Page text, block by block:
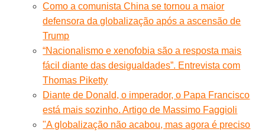
Como a comunista China se tornou a maior
defensora da globalização após a ascensão de
Trump
“Nacionalismo e xenofobia são a resposta mais
fácil diante das desigualdades”. Entrevista com
Thomas Piketty
Diante de Donald, o imperador, o Papa Francisco
está mais sozinho. Artigo de Massimo Faggioli
"A globalização não acabou, mas agora é preciso